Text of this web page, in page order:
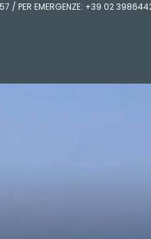
/ PER EMERGENZE: +39 02